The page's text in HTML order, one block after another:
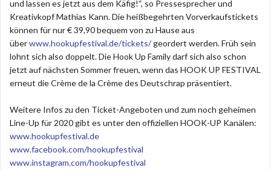
und lassen es jetzt aus dem Käfig!“, so Pressesprecher und
Kreativkopf Mathias Kann. Die heißbegehrten Vorverkaufstickets
können für nur € 39,90 bequem von zu Hause aus
überwww.hookupfestival.de/tickets/geordert werden. Früh sein
lohnt sich also doppelt. Die Hook Up Family darf sich also schon
jetzt auf nächsten Sommer freuen, wenn das HOOK UP FESTIVAL
erneut die Crème de la Crème des Deutschrap präsentiert.
Weitere Infos zu den Ticket-Angeboten und zum noch geheimen
Line-Up für 2020 gibt es unter den offiziellen HOOK-UP Kanälen:
www.hookupfestival.de
www.facebook.com/hookupfestival
www.instagram.com/hookupfestival